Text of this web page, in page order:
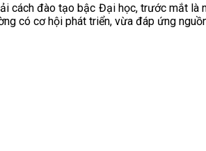
cách đào tạo bậc Đại học, trước mắt
có cơ hội phát triển, vừa đáp ứng